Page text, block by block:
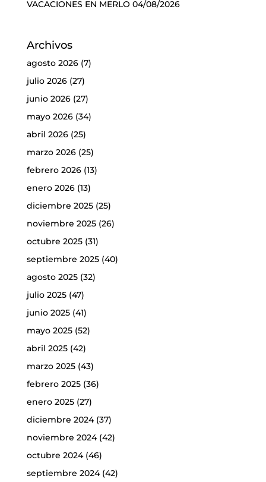
VACACIONES EN MERLO 04/08/2026
Archivos
agosto 2026(7)
julio 2026(27)
junio 2026(27)
mayo 2026(34)
abril 2026(25)
marzo 2026(25)
febrero 2026(13)
enero 2026(13)
diciembre 2025(25)
noviembre 2025(26)
octubre 2025(31)
septiembre 2025(40)
agosto 2025(32)
julio 2025(47)
junio 2025(41)
mayo 2025(52)
abril 2025(42)
marzo 2025(43)
febrero 2025(36)
enero 2025(27)
diciembre 2024(37)
noviembre 2024(42)
octubre 2024(46)
septiembre 2024(42)